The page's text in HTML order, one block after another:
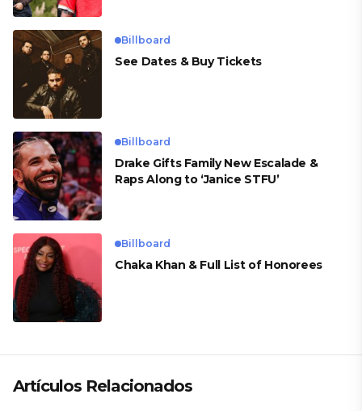
Billboard
See Dates & Buy Tickets
Billboard
Drake Gifts Family New Escalade &
Raps Along to ‘Janice STFU’
Billboard
Chaka Khan & Full List of Honorees
Artículos Relacionados